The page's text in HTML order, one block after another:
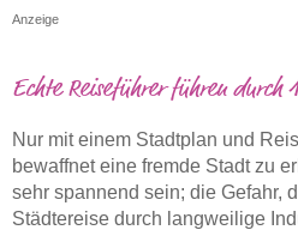
Anzeige
Echte Reiseführer führen durch
Nur mit einem Stadtplan und
bewaffnet eine fremde Stadt zu
sehr spannend sein; die Gefahr,
Städtereise durch langweilige